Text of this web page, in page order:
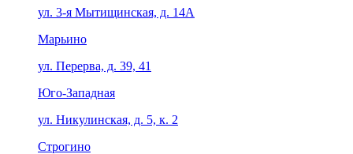
ул. 3-я Мытищинская, д. 14А
Марьино
ул. Перерва, д. 39, 41
Юго-Западная
ул. Никулинская, д. 5, к. 2
Строгино